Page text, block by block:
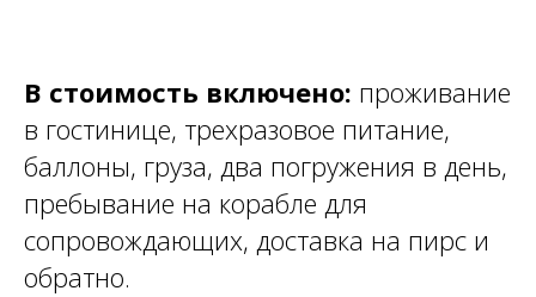
В стоимость включено: проживание
в гостинице, трехразовое питание,
баллоны, груза, два погружения в день,
пребывание на корабле для
сопровождающих, доставка на пирс и
обратно.